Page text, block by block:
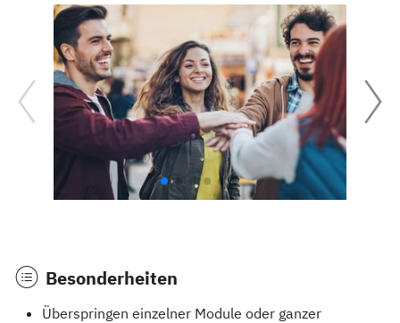
Besonderheiten
Überspringen einzelner Module oder ganzer